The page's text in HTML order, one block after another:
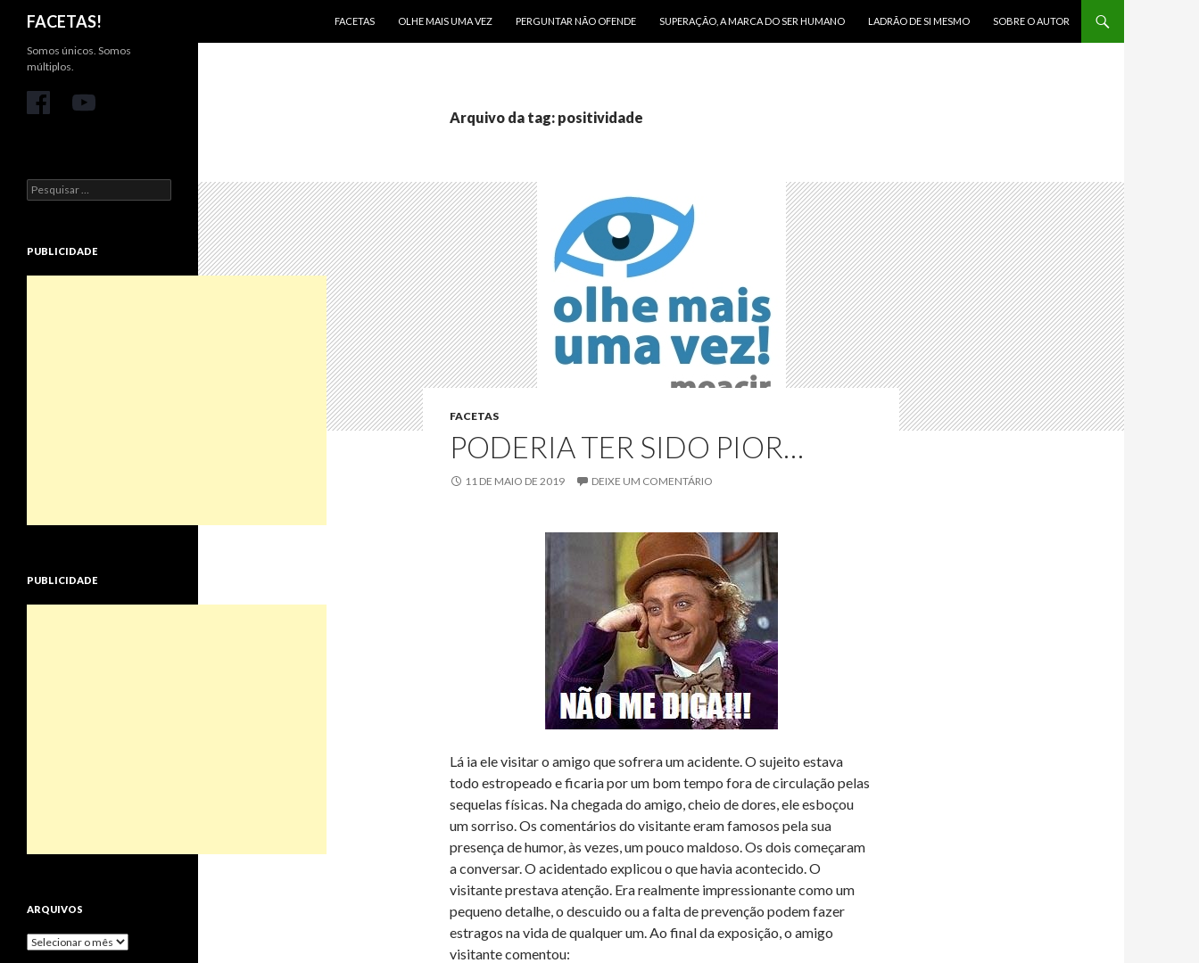
FACETAS!
FACETAS
OLHE MAIS UMA VEZ PERGUNTAR NÃO OFENDE SUPERAÇÃO, A MARCA DO SER HUMANO LADRÃO DE SI MESMO SOBRE O AUTOR
Arquivo da tag: positividade
FACETAS
PODERIA TER SIDO PIOR…
11 DE MAIO DE 2019 DEIXE UM COMENTÁRIO
Lá ia ele visitar o amigo que sofrera um acidente. O sujeito estava
todo estropeado e ficaria por um bom tempo fora de circulação pelas
sequelas físicas. Na chegada do amigo, cheio de dores, ele esboçou
um sorriso. Os comentários do visitante eram famosos pela sua
presença de humor, às vezes, um pouco maldoso. Os dois começaram
a conversar. O acidentado explicou o que havia acontecido. O
visitante prestava atenção. Era realmente impressionante como um
pequeno detalhe, o descuido ou a falta de prevenção podem fazer
estragos na vida de qualquer um. Ao final da exposição, o amigo
visitante comentou:
Somos únicos. Somos
múltiplos.
Pesquisar
por:
PUBLICIDADE
PUBLICIDADE
ARQUIVOS
Arquivos